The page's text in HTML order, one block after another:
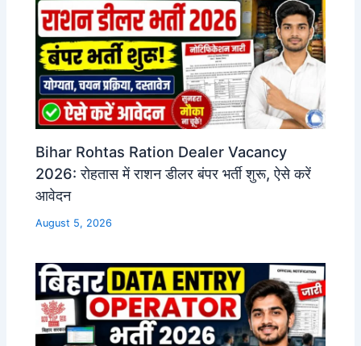
Bihar Rohtas Ration Dealer Vacancy
2026: रोहतास में राशन डीलर बंपर भर्ती शुरू, ऐसे करें
आवेदन
August 5, 2026